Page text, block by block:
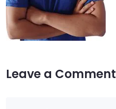
Leave a Comment